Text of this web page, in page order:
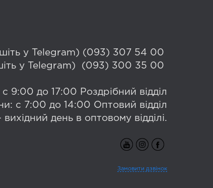
у Telegram) (093) 307 54 00
у Telegram) (093) 300 35 00
с 9:00 до 17:00 Роздрібний відділ
с 7:00 до 14:00 Оптовий відділ
вихідний день в оптовому відділі.
Замовити дзвінок